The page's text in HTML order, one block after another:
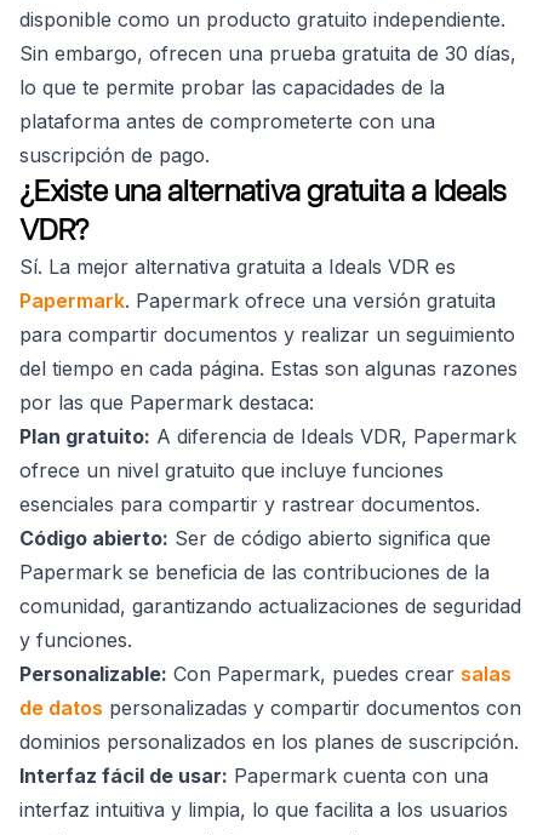
disponible como un producto gratuito independiente.
Sin embargo, ofrecen una prueba gratuita de 30 días,
lo que te permite probar las capacidades de la
plataforma antes de comprometerte con una
suscripción de pago.
¿Existe una alternativa gratuita a Ideals
VDR?
Sí. La mejor alternativa gratuita a Ideals VDR es
Papermark. Papermark ofrece una versión gratuita
para compartir documentos y realizar un seguimiento
del tiempo en cada página. Estas son algunas razones
por las que Papermark destaca:
Plan gratuito: A diferencia de Ideals VDR, Papermark
ofrece un nivel gratuito que incluye funciones
esenciales para compartir y rastrear documentos.
Código abierto: Ser de código abierto significa que
Papermark se beneficia de las contribuciones de la
comunidad, garantizando actualizaciones de seguridad
y funciones.
Personalizable: Con Papermark, puedes crear salas
de datos personalizadas y compartir documentos con
dominios personalizados en los planes de suscripción.
Interfaz fácil de usar: Papermark cuenta con una
interfaz intuitiva y limpia, lo que facilita a los usuarios